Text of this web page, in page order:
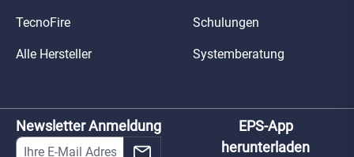
TecnoFire
Alle Hersteller
Schulungen
Systemberatung
Newsletter Anmeldung
EPS-App
herunterladen